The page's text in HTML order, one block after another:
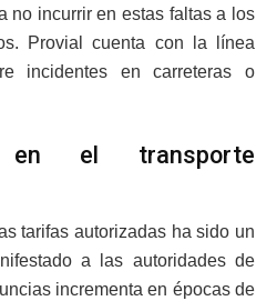
no incurrir en estas faltas a los
Provial cuenta con la línea
incidentes en carreteras o
el transporte
tarifas autorizadas ha sido un
a las autoridades de
incrementa en épocas de